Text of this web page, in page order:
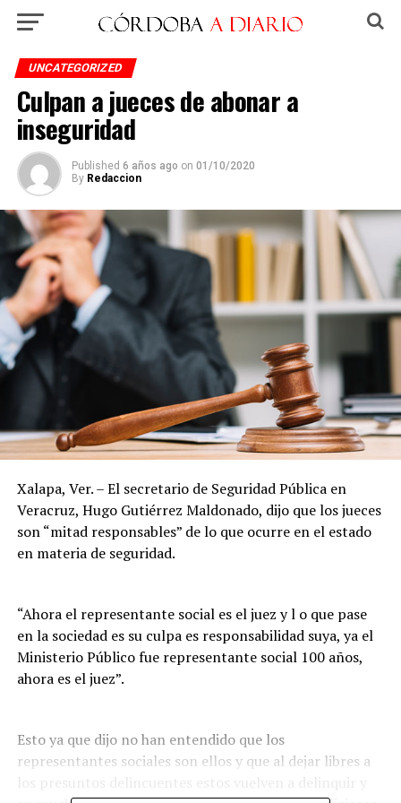
UNCATEGORIZED
Culpan a jueces de abonar a
inseguridad
Published 6 años ago on 01/10/2020
By Redaccion
Xalapa, Ver. – El secretario de Seguridad Pública en
Veracruz, Hugo Gutiérrez Maldonado, dijo que los jueces
son “mitad responsables” de lo que ocurre en el estado
en materia de seguridad.
“Ahora el representante social es el juez y l o que pase
en la sociedad es su culpa es responsabilidad suya, ya el
Ministerio Público fue representante social 100 años,
ahora es el juez”.
Esto ya que dijo no han entendido que los
representantes sociales son ellos y que al dejar libres a